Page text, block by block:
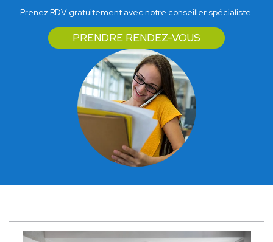
Prenez RDV gratuitement avec notre conseiller spécialiste.
PRENDRE RENDEZ-VOUS